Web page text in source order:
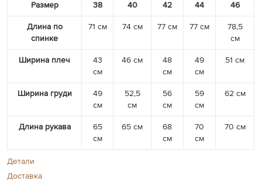
Размер 38 40 42 44 46
Длина по
спинке
71 см 74 см 77 см 77 см
78,5
см
Ширина плеч
43
см
46 см
48
см
49
см
51 см
Ширина груди
49
см
52,5
см
56
см
59
см
62 см
Длина рукава
65
см
65 см
68
см
70
см
70 см
Детали
Доставка